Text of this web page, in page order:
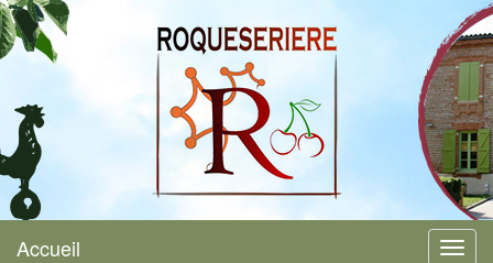
Roquesérière Menu
Accueil